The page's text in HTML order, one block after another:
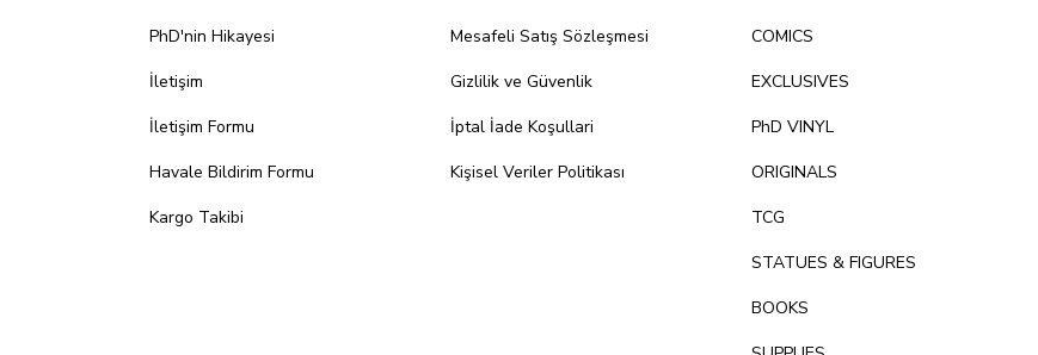
PhD'nin Hikayesi
İletişim
İletişim Formu
Havale Bildirim Formu
Kargo Takibi
Mesafeli Satış Sözleşmesi
Gizlilik ve Güvenlik
İptal İade Koşullari
Kişisel Veriler Politikası
COMICS
EXCLUSIVES
PhD VINYL
ORIGINALS
TCG
STATUES & FIGURES
BOOKS